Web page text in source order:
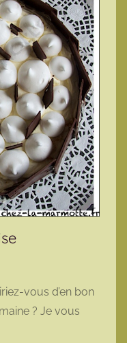
vous d’en bon
? Je vous